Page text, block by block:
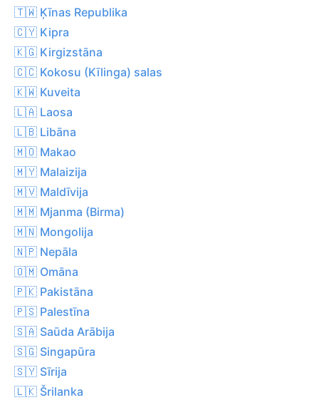
🇹🇼 Ķīnas Republika
🇨🇾 Kipra
🇰🇬 Kirgizstāna
🇨🇨 Kokosu (Kīlinga) salas
🇰🇼 Kuveita
🇱🇦 Laosa
🇱🇧 Libāna
🇲🇴 Makao
🇲🇾 Malaizija
🇲🇻 Maldīvija
🇲🇲 Mjanma (Birma)
🇲🇳 Mongolija
🇳🇵 Nepāla
🇴🇲 Omāna
🇵🇰 Pakistāna
🇵🇸 Palestīna
🇸🇦 Saūda Arābija
🇸🇬 Singapūra
🇸🇾 Sīrija
🇱🇰 Šrilanka